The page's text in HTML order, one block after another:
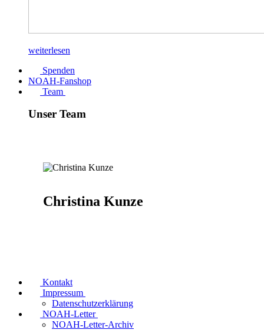
weiterlesen
Spenden
NOAH-Fanshop
Team
Unser Team
Christina Kunze
Kontakt
Impressum
Datenschutzerklärung
NOAH-Letter
NOAH-Letter-Archiv